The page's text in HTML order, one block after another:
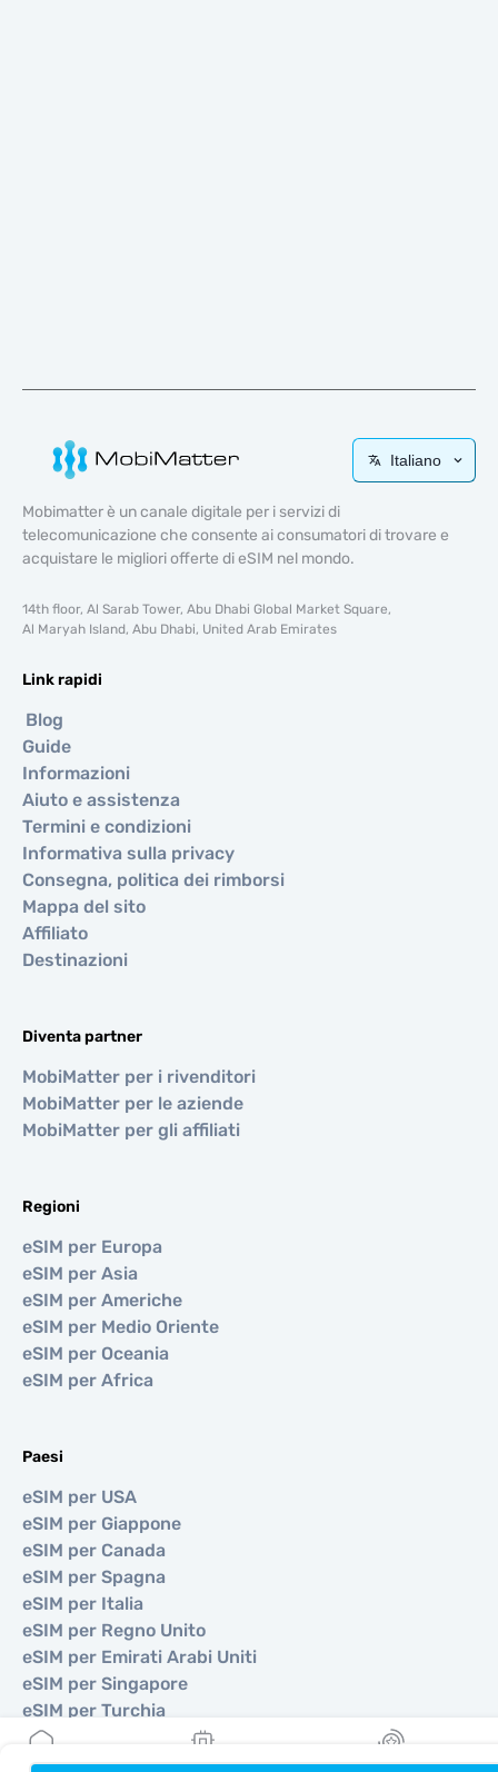
Italiano
Mobimatter è un canale digitale per i servizi di
telecomunicazione che consente ai consumatori di trovare e
acquistare le migliori offerte di eSIM nel mondo.
14th floor, Al Sarab Tower, Abu Dhabi Global Market Square,
Al Maryah Island, Abu Dhabi, United Arab Emirates
Link rapidi
Blog
Guide
Informazioni
Aiuto e assistenza
Termini e condizioni
Informativa sulla privacy
Consegna, politica dei rimborsi
Mappa del sito
Affiliato
Destinazioni
Diventa partner
MobiMatter per i rivenditori
MobiMatter per le aziende
MobiMatter per gli affiliati
Regioni
eSIM per Europa
eSIM per Asia
eSIM per Americhe
eSIM per Medio Oriente
eSIM per Oceania
eSIM per Africa
Paesi
eSIM per USA
eSIM per Giappone
eSIM per Canada
eSIM per Spagna
eSIM per Italia
eSIM per Regno Unito
eSIM per Emirati Arabi Uniti
eSIM per Singapore
eSIM per Turchia